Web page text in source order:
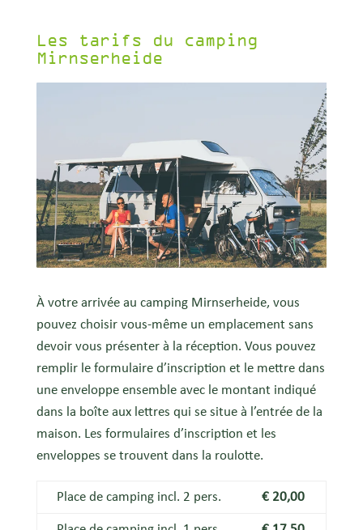
Les tarifs du camping
Mirnserheide
À votre arrivée au camping Mirnserheide, vous
pouvez choisir vous-même un emplacement sans
devoir vous présenter à la réception. Vous pouvez
remplir le formulaire d’inscription et le mettre dans
une enveloppe ensemble avec le montant indiqué
dans la boîte aux lettres qui se situe à l’entrée de la
maison. Les formulaires d’inscription et les
enveloppes se trouvent dans la roulotte.
Place de camping incl. 2 pers. € 20,00